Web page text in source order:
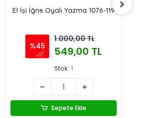
El İşi İğne Oyalı Yazma 1076-119
%45
1.000,00 TL
549,00 TL
Stok: 1
Sepete Ekle